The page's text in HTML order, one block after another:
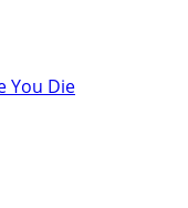
You Die